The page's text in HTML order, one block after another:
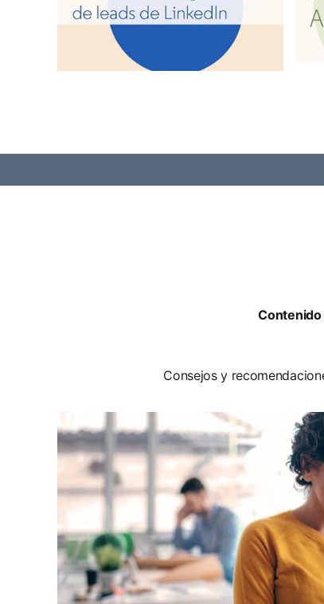
Contenido
Consejos y